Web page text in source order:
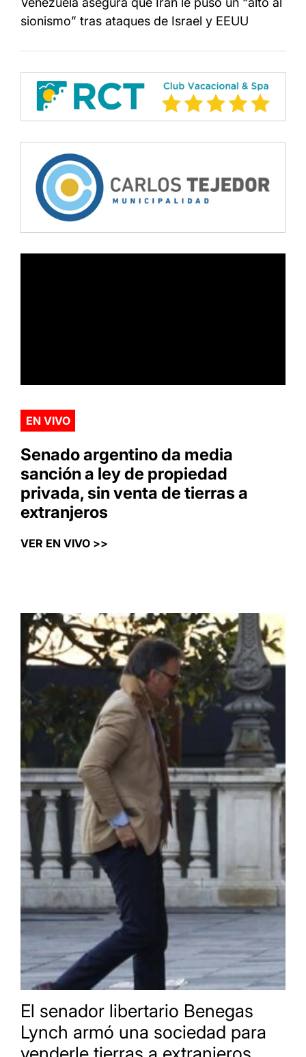
sionismo” tras ataques de Israel y EEUU
EN VIVO
Senado argentino da media
sanción a ley de propiedad
privada, sin venta de tierras a
extranjeros
VER EN VIVO >>
El senador libertario Benegas
Lynch armó una sociedad para